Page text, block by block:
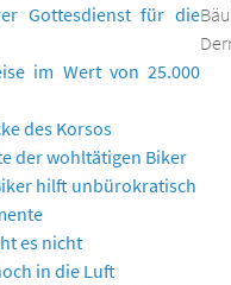
Gottesdienst für die
im Wert von 25.000
des Korsos
der wohltätigen Biker
hilft unbürokratisch
es nicht
in die Luft